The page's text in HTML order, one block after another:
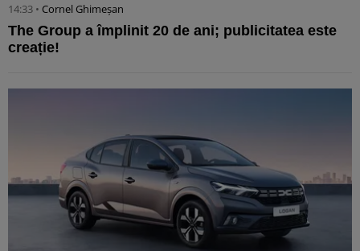
14:33 • Cornel Ghimeșan
The Group a împlinit 20 de ani; publicitatea este
creație!